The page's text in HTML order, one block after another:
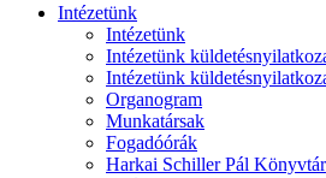
Intézetünk
Intézetünk
Intézetünk
Intézetünk
Organogram
Munkatársak
Fogadóórák
Harkai Schiller Pál Könyvtár